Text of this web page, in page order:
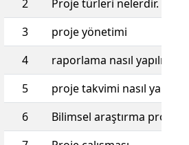
2
Proje türleri nelerdir.
3
proje yönetimi
4
raporlama nasıl yapılır.
5
proje takvimi nasıl yapılır.
6
Bilimsel araştırma